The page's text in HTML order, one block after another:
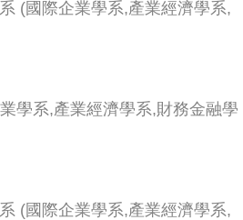
(國際企業學系,產業經濟學系,
學系,產業經濟學系,財務金融學
(國際企業學系,產業經濟學系,